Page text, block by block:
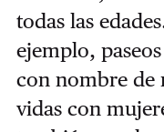
todas las
ejemplo,
con nombre de
vidas con